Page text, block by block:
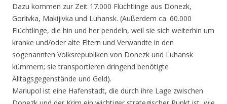
Dazu kommen zur Zeit 17.000 Flüchtlinge aus Donezk,
Gorlivka, Makijivka und Luhansk. (Außerdem ca. 60.000
Flüchtlinge, die hin und her pendeln, weil sie sich weiterhin um
kranke und/oder alte Eltern und Verwandte in den
sogenannten Volksrepubliken von Donezk und Luhansk
kümmern; sie transportieren dringend benötigte
Alltagsgegenstände und Geld).
Mariupol ist eine Hafenstadt, die durch ihre Lage zwischen